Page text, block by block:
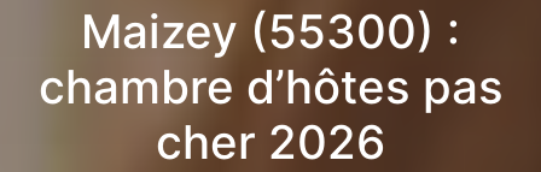
Maizey (55300) :
chambre d’hôtes pas
cher 2026